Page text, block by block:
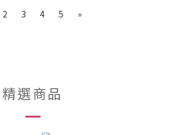
2 3 4 5 »
精選商品